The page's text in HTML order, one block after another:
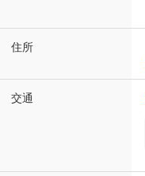
住所
交通